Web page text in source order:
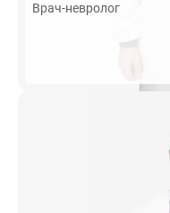
Врач-невролог